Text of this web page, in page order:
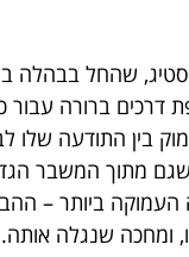
שהחל בבהלה
דרכים ברורה
בין התודעה שלו
מתוך המשבר
העמוקה ביותר –
ומחכה שנגלה אותה.